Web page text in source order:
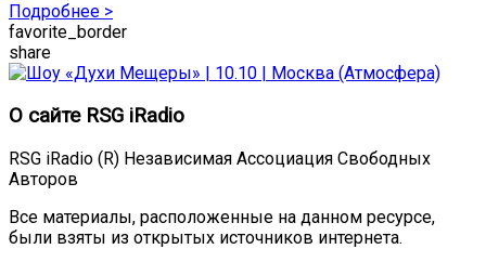
Подробнее >
favorite_border
share
О сайте RSG iRadio
RSG iRadio (R) Независимая Ассоциация Свободных
Авторов
Все материалы, расположенные на данном ресурсе,
были взяты из открытых источников интернета.